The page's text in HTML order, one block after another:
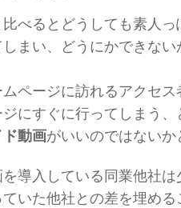
べるとどうしても素人っ
しまい、どうにかできない
ページに訪れるアクセ
にすぐに行ってしまう、
動画がいいのではないか
導入している同業他社
ていた他社との差を埋め